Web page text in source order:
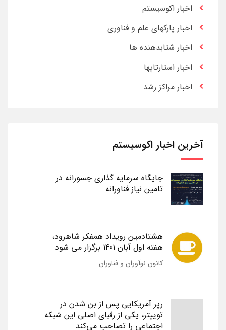
اخبار اکوسیستم
اخبار پارکهای علم و فناوری
اخبار شتابدهنده ها
اخبار استارتاپها
اخبار مراکز رشد
آخرین اخبار اکوسیستم
جایگاه سرمایه گذاری جسورانه در
تامین نیاز فناورانه
هشتادمین رویداد همفکر شاهرود،
هفته اول آبان 1401 برگزار می شود
کانون نوآوران و فناوران
رپر آمریکایی پس از بن شدن در
توییتر، یکی از رقبای اصلی این شبکه
اجتماعی را تصاحب می‌کند